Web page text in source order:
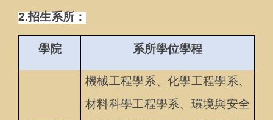
2.招生系所：
學院 系所學位學程
機械工程學系、化學工程學系、
材料科學工程學系、環境與安全